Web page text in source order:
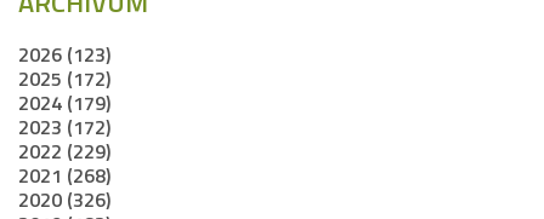
2026 (123)
2025 (172)
2024 (179)
2023 (172)
2022 (229)
2021 (268)
2020 (326)